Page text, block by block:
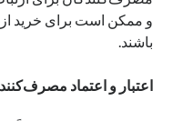
و ممکن است برای خرید از
باشند.
اعتبار و اعتماد